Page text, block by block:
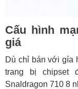
Cấu hình
giá
Dù chỉ bán với gía
trang bị chipset
Snaldragon 710 8